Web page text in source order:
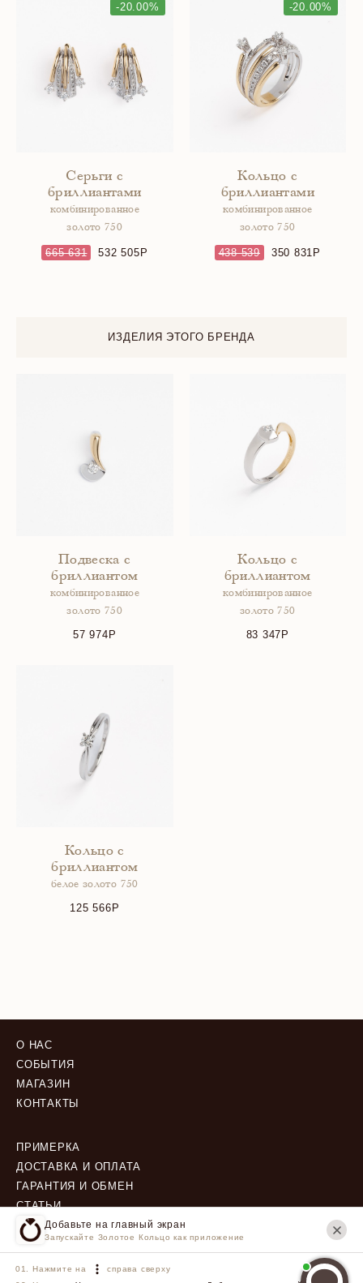
Добавьте на главный экран
Запускайте Золотое Кольцо как приложение
Нажмите на
справа сверху
-20.00%
Серьги с
бриллиантами
комбинированное
золото 750
665 631 532 505
-20.00%
Кольцо с
бриллиантами
комбинированное
золото 750
438 539 350 831
ИЗДЕЛИЯ ЭТОГО БРЕНДА
Подвеска с
бриллиантом
комбинированное
золото 750
57 974
Кольцо с
бриллиантом
комбинированное
золото 750
83 347
Кольцо с
бриллиантом
белое золото 750
125 566
О НАС
СОБЫТИЯ
МАГАЗИН
КОНТАКТЫ
ПРИМЕРКА
ДОСТАВКА И ОПЛАТА
ГАРАНТИЯ И ОБМЕН
СТАТЬИ
ПОЛИТИКА КОНФИДЕНЦИАЛЬНОСТИ
ПОЛЬЗОВАТЕЛЬСКОЕ СОГЛАШЕНИЕ